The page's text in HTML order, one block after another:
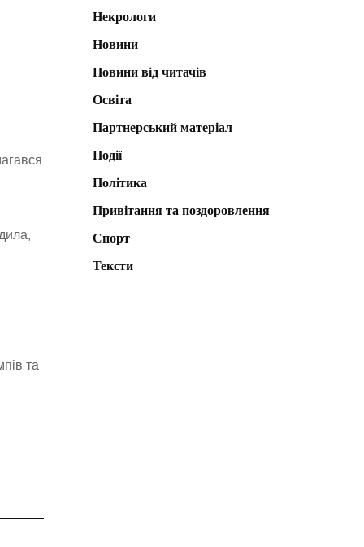
та
Некрологи
Новини
Новини від читачів
Освіта
Партнерський матеріал
Події
Політика
Привітання та поздоровлення
Спорт
Тексти